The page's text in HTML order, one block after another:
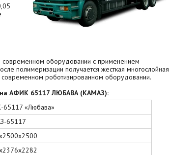
современном оборудовании с применением
полимеризации получается жесткая многослойная
роботизированном оборудовании.
АФИК 65117 ЛЮБАВА (КАМАЗ):
«Любава»
65117